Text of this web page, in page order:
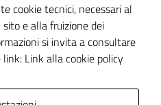
cookie tecnici, necessari al
e alla fruizione dei
si invita a consultare
link: Link alla cookie policy